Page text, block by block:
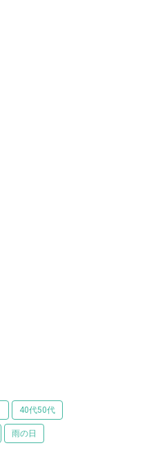
40代50代
雨の日